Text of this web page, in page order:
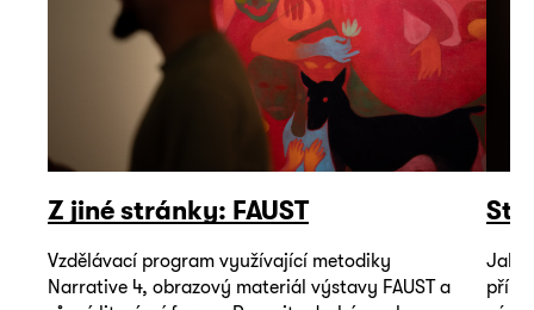
Z jiné stránky: FAUST
Vzdělávací program využívající metodiky
Narrative 4, obrazový materiál výstavy FAUST a
Jak